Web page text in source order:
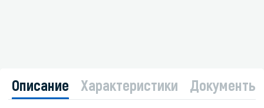
Описание Характеристики Документы